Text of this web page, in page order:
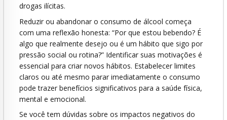
drogas ilícitas.
Reduzir ou abandonar o consumo de álcool começa
com uma reflexão honesta: “Por que estou bebendo? É
algo que realmente desejo ou é um hábito que sigo por
pressão social ou rotina?” Identificar suas motivações é
essencial para criar novos hábitos. Estabelecer limites
claros ou até mesmo parar imediatamente o consumo
pode trazer benefícios significativos para a saúde física,
mental e emocional.
Se você tem dúvidas sobre os impactos negativos do